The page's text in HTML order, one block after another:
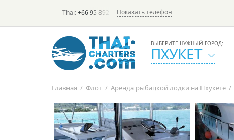
Thai:+66 95 892 7646(rus/eng) | в России:
Показать телефон
ВЫБЕРИТЕ НУЖНЫЙ ГОРОД:
ПХУКЕТ
Главная / Флот / Аренда рыбацкой лодки на Пхукете /